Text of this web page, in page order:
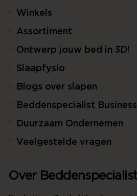
Winkels
Assortiment
Ontwerp jouw bed in 3D!
Slaapfysio
Blogs over slapen
Beddenspecialist Business
Duurzaam Ondernemen
Veelgestelde vragen
Over